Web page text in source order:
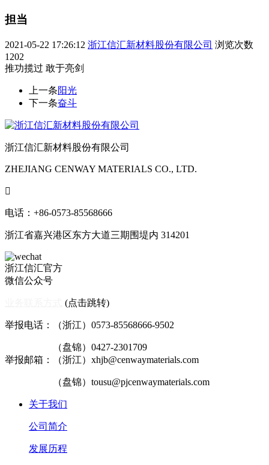
担当
2021-05-22 17:26:12 浙江信汇新材料股份有限公司 浏览次数
1202
推功揽过 敢于亮剑
上一条阳光
下一条奋斗
浙江信汇新材料股份有限公司
ZHEJIANG CENWAY MATERIALS CO., LTD.

电话：+86-0573-85568666
浙江省嘉兴港区东方大道三期围堤内 314201
浙江信汇官方
微信公众号
(点击跳转)
举报电话：（浙江）0573-85568666-9502
（盘锦）0427-2301709
举报邮箱：（浙江）xhjb@cenwaymaterials.com
（盘锦）tousu@pjcenwaymaterials.com
关于我们
公司简介
发展历程